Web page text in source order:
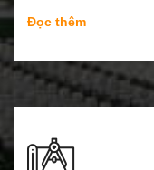
Đọc thêm